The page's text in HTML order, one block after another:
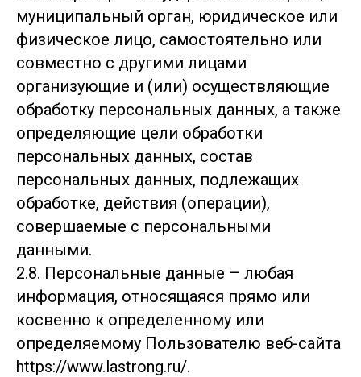
муниципальный орган, юридическое или
физическое лицо, самостоятельно или
совместно с другими лицами
организующие и (или) осуществляющие
обработку персональных данных, а также
определяющие цели обработки
персональных данных, состав
персональных данных, подлежащих
обработке, действия (операции),
совершаемые с персональными
данными.
2.8. Персональные данные – любая
информация, относящаяся прямо или
косвенно к определенному или
определяемому Пользователю веб-сайта
https://www.lastrong.ru/.